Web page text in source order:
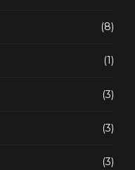
(8)
(1)
(3)
(3)
(3)